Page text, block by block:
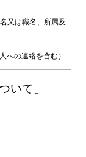
又は職名、所属及
への連絡を含む）
社に電子メールな
ます。
扱いの一部又は全
通知、開示、内容
問合わせ窓口に申
いて」